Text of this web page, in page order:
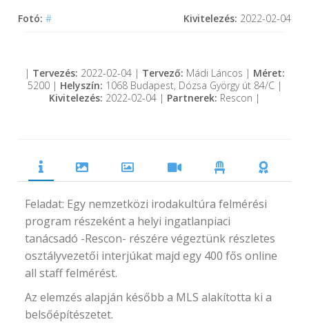
Fotó:# Kivitelezés: 2022-02-04
| Tervezés: 2022-02-04 | Tervező: Mádi Láncos | Méret:
5200 | Helyszín: 1068 Budapest, Dózsa György út 84/C |
Kivitelezés: 2022-02-04 | Partnerek: Rescon |
Feladat: Egy nemzetközi irodakultúra felmérési
program részeként a helyi ingatlanpiaci
tanácsadó -Rescon- részére végeztünk részletes
osztályvezetői interjúkat majd egy 400 fős online
all staff felmérést.
Az elemzés alapján később a MLS alakította ki a
belsőépítészetet.